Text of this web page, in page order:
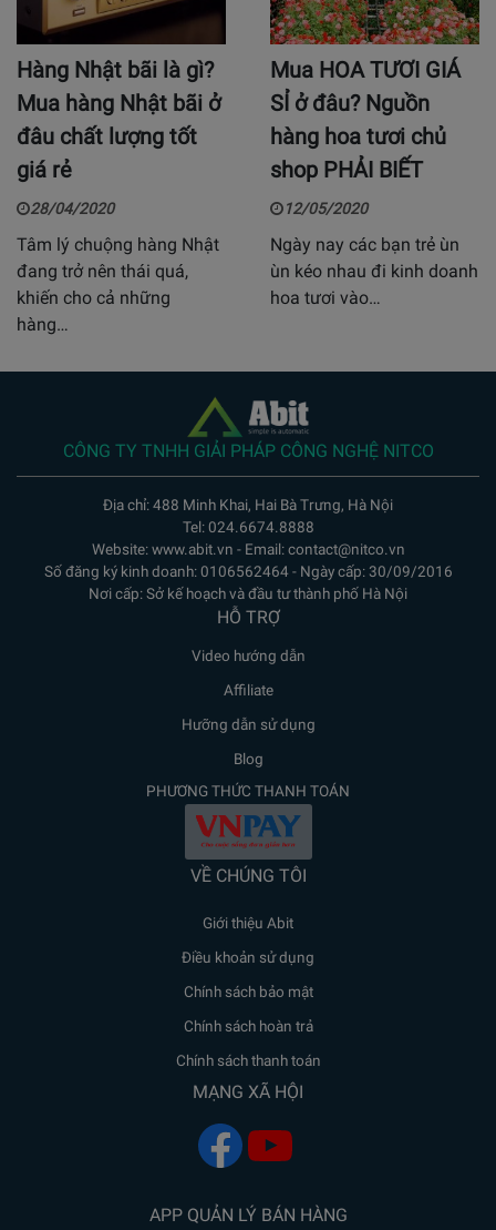
Hàng Nhật bãi là gì?
Mua hàng Nhật bãi ở
đâu chất lượng tốt
giá rẻ
28/04/2020
Tâm lý chuộng hàng Nhật
đang trở nên thái quá,
khiến cho cả những
hàng…
Mua HOA TƯƠI GIÁ
SỈ ở đâu? Nguồn
hàng hoa tươi chủ
shop PHẢI BIẾT
12/05/2020
Ngày nay các bạn trẻ ùn
ùn kéo nhau đi kinh doanh
hoa tươi vào…
CÔNG TY TNHH GIẢI PHÁP CÔNG NGHỆ NITCO
Địa chỉ: 488 Minh Khai, Hai Bà Trưng, Hà Nội
Tel: 024.6674.8888
Website: www.abit.vn - Email: contact@nitco.vn
Số đăng ký kinh doanh: 0106562464 - Ngày cấp: 30/09/2016
Nơi cấp: Sở kế hoạch và đầu tư thành phố Hà Nội
HỖ TRỢ
Video hướng dẫn
Affiliate
Hưỡng dẫn sử dụng
Blog
PHƯƠNG THỨC THANH TOÁN
VỀ CHÚNG TÔI
Giới thiệu Abit
Điều khoản sử dụng
Chính sách bảo mật
Chính sách hoàn trả
Chính sách thanh toán
MẠNG XÃ HỘI
APP QUẢN LÝ BÁN HÀNG